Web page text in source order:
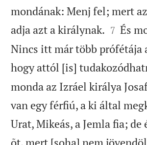
mondának: Menj fel; mert
adja azt a királynak. 

7 És
Nincs itt már több prófétája
hogy attól [is]
monda az Izráel királya
van egy férfiú, a ki által
Urat, Mikeás, a Jemla fia;
õt, mert [soha] nem